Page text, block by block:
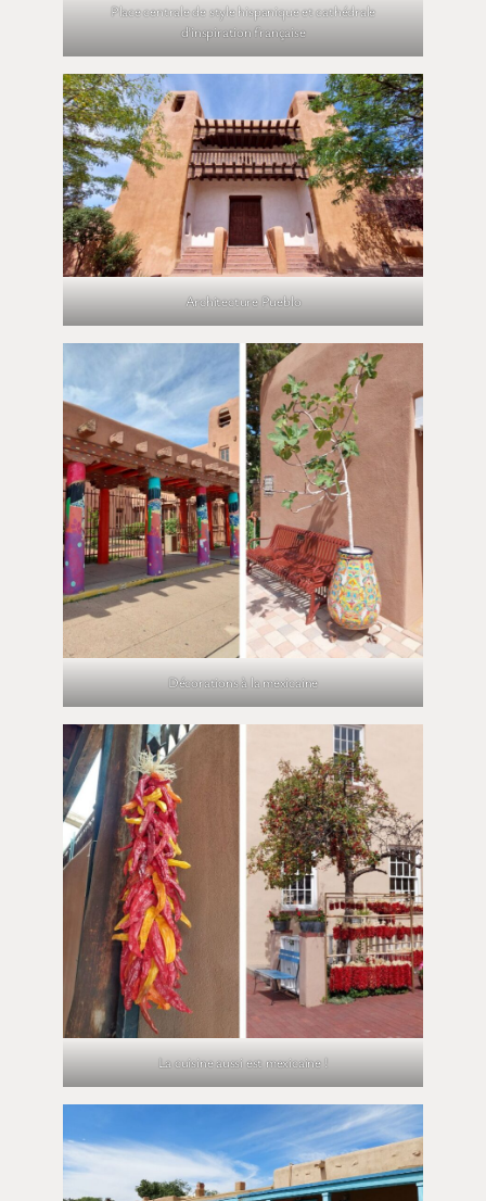
Place centrale de style hispanique et cathédrale
d’inspiration française
Architecture Pueblo
Décorations à la mexicaine
La cuisine aussi est mexicaine !